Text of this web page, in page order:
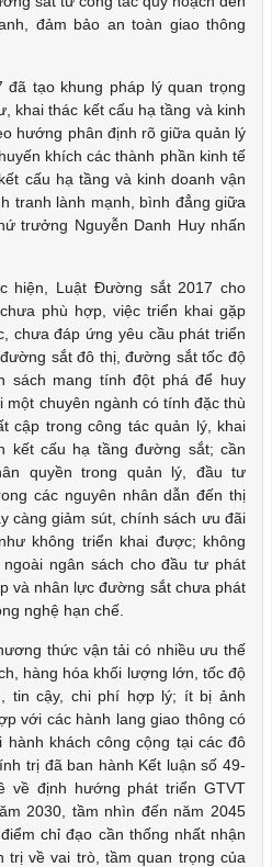
đảm bảo an toàn giao thông
đã tạo khung pháp lý quan trọng
khai thác kết cấu hạ tầng và kinh
hướng phân định rõ giữa quản lý
khích các thành phần kinh tế
cấu hạ tầng và kinh doanh vận
tranh lành mạnh, bình đẳng giữa
trưởng Nguyễn Danh Huy nhấn
hiện, Luật Đường sắt 2017 cho
phù hợp, việc triển khai gặp
chưa đáp ứng yêu cầu phát triển
sắt đô thị, đường sắt tốc độ
sách mang tính đột phá để huy
chuyên ngành có tính đặc thù
cập trong công tác quản lý, khai
kết cấu hạ tầng đường sắt; cần
quyền trong quản lý, đầu tư
các nguyên nhân dẫn đến thị
càng giảm sút, chính sách ưu đãi
không triển khai được; không
ngân sách cho đầu tư phát
và nhân lực đường sắt chưa phát
nghệ hạn chế.
thức vận tải có nhiều ưu thế
hàng hóa khối lượng lớn, tốc độ
tin cậy, chi phí hợp lý; ít bị ảnh
với các hành lang giao thông có
khách công cộng tại các đô
trị đã ban hành Kết luận số 49-
về định hướng phát triển GTVT
2030, tầm nhìn đến năm 2045
chỉ đạo cần thống nhất nhận
trị về vai trò, tầm quan trọng của